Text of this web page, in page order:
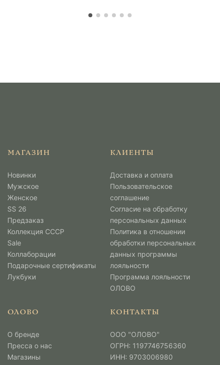
МАГАЗИН
Новинки
Мужcкое
Женское
SS 26
Предзаказ
Коллекция СССР
Sale
Коллаборации
Подарочные сертификаты
Лукбуки
КЛИЕНТЫ
Доставка и оплата
Пользовательское
соглашение
Согласие на обработку
персональных данных
Политика в отношении
обработки персональных
данных программы
лояльности
Программа лояльности
ОЛОВО
ОЛОВО
О бренде
Пресса о нас
Магазины
КОНТАКТЫ
ООО "ОЛОВО"
ОГРН: 1197746756360
ИНН: 9703006980